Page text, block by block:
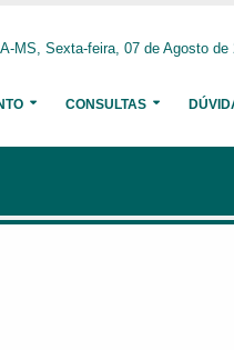
MS, Sexta-feira, 07 de Agosto de
CONSULTAS